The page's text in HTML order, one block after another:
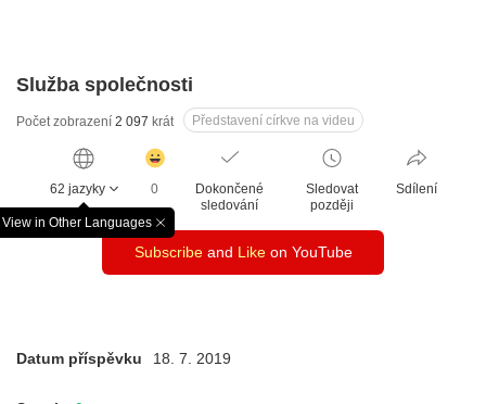
Služba společnosti
Počet zobrazení 2 097 krát Představení církve na videu
62 jazyky
View in Other Languages
창
닫
기
감
릭
수
0
Dokončené
sledování
Sledovat
později
Sdílení
Subscribeand Likeon YouTube
Datum příspěvku 18. 7. 2019